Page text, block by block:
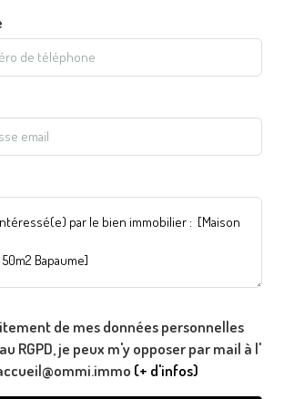
de mes données personnelles
RGPD, je peux m'y opposer par mail à l'
(+ d'infos)